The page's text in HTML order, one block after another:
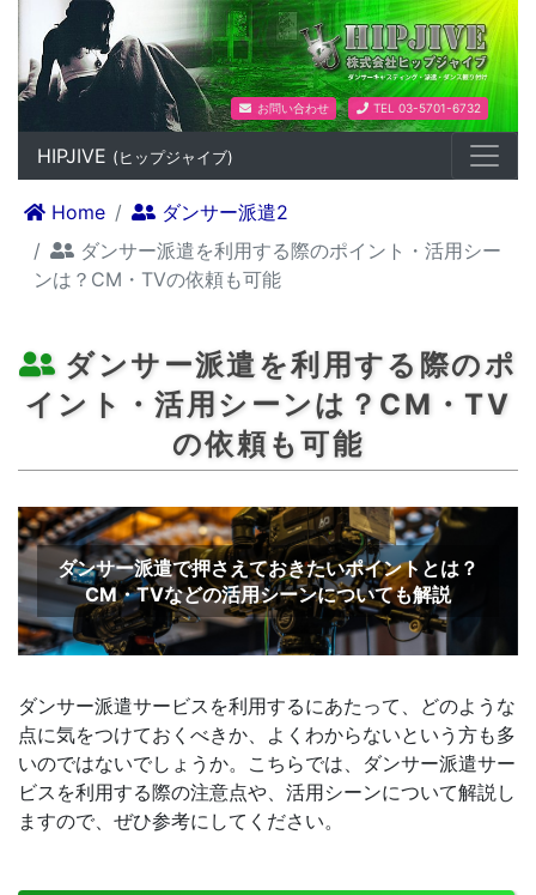
ダンスプロダクション
お問い合わせ TEL 03-5701-6732
HIPJIVE (ヒップジャイブ)
Home
ダンサー派遣2
ダンサー派遣を利用する際のポイント・活用シー
ンは？CM・TVの依頼も可能
ダンサー派遣を利用する際のポ
イント・活用シーンは？CM・TV
の依頼も可能
ダンサー派遣で押さえておきたいポイントとは？
CM・TVなどの活用シーンについても解説
ダンサー派遣サービスを利用するにあたって、どのような
点に気をつけておくべきか、よくわからないという方も多
いのではないでしょうか。こちらでは、ダンサー派遣サー
ビスを利用する際の注意点や、活用シーンについて解説し
ますので、ぜひ参考にしてください。